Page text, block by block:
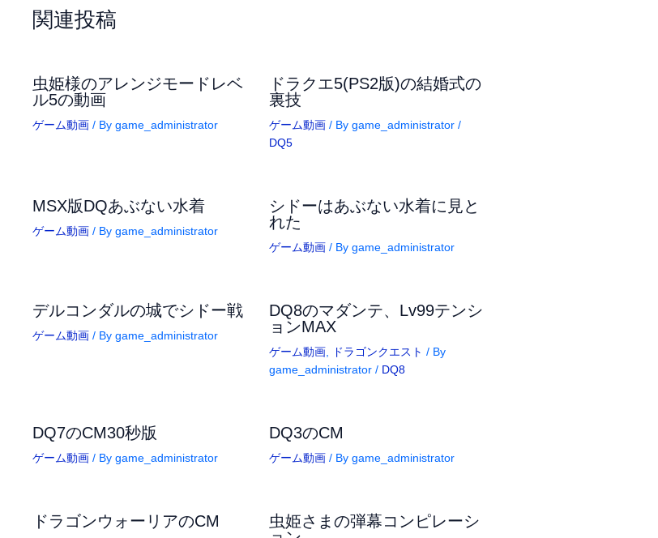
関連投稿
虫姫様のアレンジモードレベ
ル5の動画
ゲーム動画 / By game_administrator
ドラクエ5(PS2版)の結婚式の
裏技
ゲーム動画 / By game_administrator /
DQ5
MSX版DQあぶない水着
ゲーム動画 / By game_administrator
シドーはあぶない水着に見と
れた
ゲーム動画 / By game_administrator
デルコンダルの城でシドー戦
ゲーム動画 / By game_administrator
DQ8のマダンテ、Lv99テンシ
ョンMAX
ゲーム動画 ドラゴンクエスト / By
game_administrator / DQ8
DQ7のCM30秒版
ゲーム動画 / By game_administrator
DQ3のCM
ゲーム動画 / By game_administrator
ドラゴンウォーリアのCM
虫姫さまの弾幕コンピレーシ